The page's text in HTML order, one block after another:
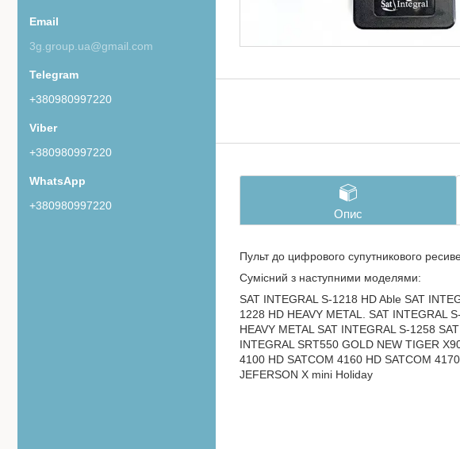
Опис
Пульт до цифрового супутникового
Сумісний з наступними моделями:
SAT INTEGRAL S-1218 HD Able SAT
1228 HD HEAVY METAL. SAT INTEGRAL
HEAVY METAL SAT INTEGRAL S-1258
INTEGRAL SRT550 GOLD NEW TIGER
4100 HD SATCOM 4160 HD SATCOM
JEFERSON X mini Holiday
3g.group.ua@gmail.com
+380980997220
+380980997220
+380980997220